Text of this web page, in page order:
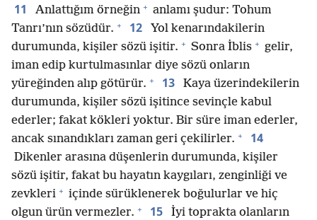
11 Anlattığım örneğin + anlamı şudur: Tohum
Tanrı’nın sözüdür. + 12
Yol kenarındakilerin
durumunda, kişiler sözü işitir. + Sonra İblis + gelir,
iman edip kurtulmasınlar diye sözü onların
yüreğinden alıp götürür. + 13
Kaya üzerindekilerin
durumunda, kişiler sözü işitince sevinçle kabul
ederler; fakat kökleri yoktur. Bir süre iman ederler,
ancak sınandıkları zaman geri çekilirler. + 14
Dikenler arasına düşenlerin durumunda, kişiler
sözü işitir, fakat bu hayatın kaygıları, zenginliği ve
zevkleri + içinde sürüklenerek boğulurlar ve hiç
olgun ürün vermezler. + 15
İyi toprakta olanların